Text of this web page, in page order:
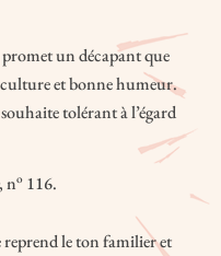
un décapant que
culture et bonne humeur.
tolérant à l’égard
no116.
le ton familier et